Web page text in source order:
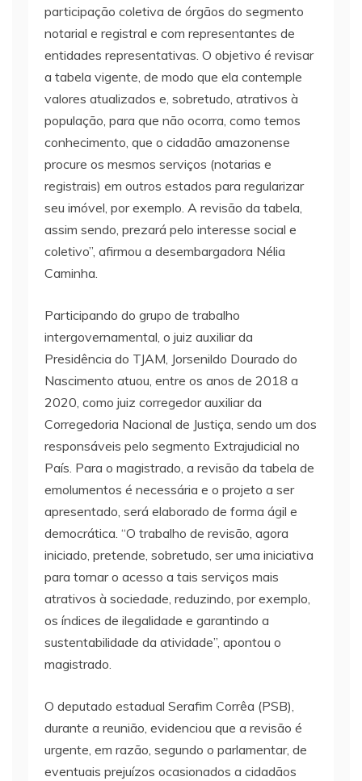
participação coletiva de órgãos do segmento
notarial e registral e com representantes de
entidades representativas. O objetivo é revisar
a tabela vigente, de modo que ela contemple
valores atualizados e, sobretudo, atrativos à
população, para que não ocorra, como temos
conhecimento, que o cidadão amazonense
procure os mesmos serviços (notarias e
registrais) em outros estados para regularizar
seu imóvel, por exemplo. A revisão da tabela,
assim sendo, prezará pelo interesse social e
coletivo”, afirmou a desembargadora Nélia
Caminha.
Participando do grupo de trabalho
intergovernamental, o juiz auxiliar da
Presidência do TJAM, Jorsenildo Dourado do
Nascimento atuou, entre os anos de 2018 a
2020, como juiz corregedor auxiliar da
Corregedoria Nacional de Justiça, sendo um dos
responsáveis pelo segmento Extrajudicial no
País. Para o magistrado, a revisão da tabela de
emolumentos é necessária e o projeto a ser
apresentado, será elaborado de forma ágil e
democrática. “O trabalho de revisão, agora
iniciado, pretende, sobretudo, ser uma iniciativa
para tornar o acesso a tais serviços mais
atrativos à sociedade, reduzindo, por exemplo,
os índices de ilegalidade e garantindo a
sustentabilidade da atividade”, apontou o
magistrado.
O deputado estadual Serafim Corrêa (PSB),
durante a reunião, evidenciou que a revisão é
urgente, em razão, segundo o parlamentar, de
eventuais prejuízos ocasionados a cidadãos